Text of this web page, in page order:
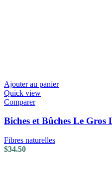
Ajouter au panier
Quick view
Comparer
Biches et Bûches Le
Fibres naturelles
$34.50